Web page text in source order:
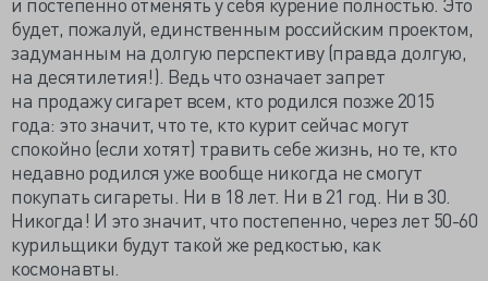
будет, пожалуй, единственным российским проектом,
задуманным на долгую перспективу (правда долгую,
на десятилетия!). Ведь что означает запрет
на продажу сигарет всем, кто родился позже 2015
года: это значит, что те, кто курит сейчас могут
спокойно (если хотят) травить себе жизнь, но те, кто
недавно родился уже вообще никогда не смогут
покупать сигареты. Ни в 18 лет. Ни в 21 год. Ни в 30.
Никогда! И это значит, что постепенно, через лет 50-60
курильщики будут такой же редкостью, как
космонавты.